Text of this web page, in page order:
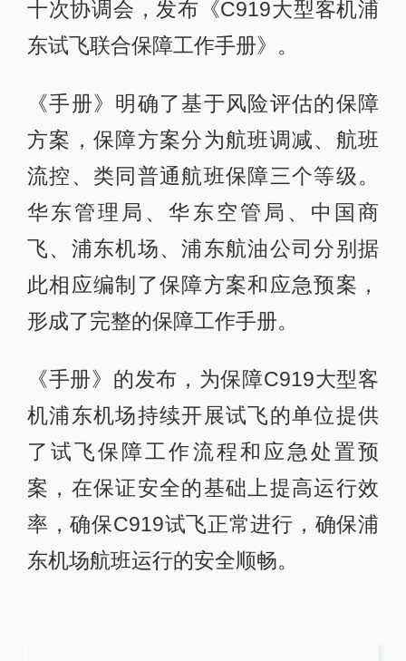
十次协调会，发布《C919大型客机浦
东试飞联合保障工作手册》。
《手册》明确了基于风险评估的保障
方案，保障方案分为航班调减、航班
流控、类同普通航班保障三个等级。
华东管理局、华东空管局、中国商
飞、浦东机场、浦东航油公司分别据
此相应编制了保障方案和应急预案，
形成了完整的保障工作手册。
《手册》的发布，为保障C919大型客
机浦东机场持续开展试飞的单位提供
了试飞保障工作流程和应急处置预
案，在保证安全的基础上提高运行效
率，确保C919试飞正常进行，确保浦
东机场航班运行的安全顺畅。